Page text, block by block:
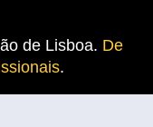
de Lisboa. De
.